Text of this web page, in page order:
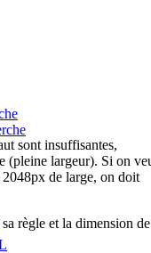
sont insuffisantes,
(pleine largeur). Si on
de large, on doit
règle et la dimension de